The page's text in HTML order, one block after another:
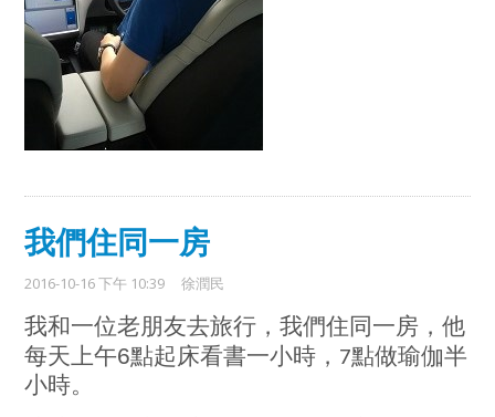
我們住同一房
2016-10-16 下午 10:39 徐潤民
我和一位老朋友去旅行，我們住同一房，他
每天上午6點起床看書一小時 ，7點做瑜伽半
小時。